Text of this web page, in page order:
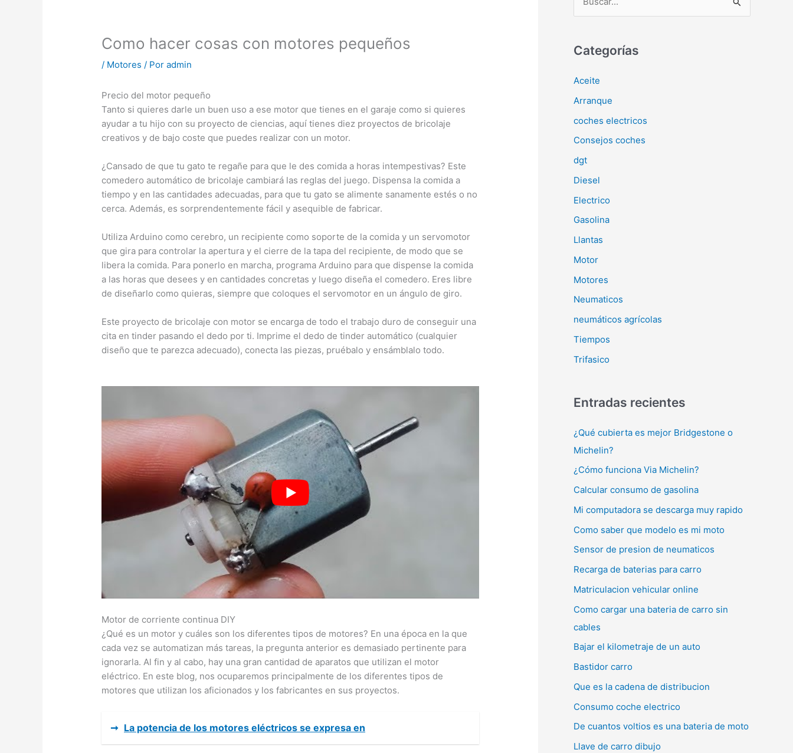
Como hacer cosas con motores pequeños
/ Motores / Poradmin
Precio del motor pequeño
Tanto si quieres darle un buen uso a ese motor que tienes en el garaje como si quieres
ayudar a tu hijo con su proyecto de ciencias, aquí tienes diez proyectos de bricolaje
creativos y de bajo coste que puedes realizar con un motor.
¿Cansado de que tu gato te regañe para que le des comida a horas intempestivas? Este
comedero automático de bricolaje cambiará las reglas del juego. Dispensa la comida a
tiempo y en las cantidades adecuadas, para que tu gato se alimente sanamente estés o no
cerca. Además, es sorprendentemente fácil y asequible de fabricar.
Utiliza Arduino como cerebro, un recipiente como soporte de la comida y un servomotor
que gira para controlar la apertura y el cierre de la tapa del recipiente, de modo que se
libera la comida. Para ponerlo en marcha, programa Arduino para que dispense la comida
a las horas que desees y en cantidades concretas y luego diseña el comedero. Eres libre
de diseñarlo como quieras, siempre que coloques el servomotor en un ángulo de giro.
Este proyecto de bricolaje con motor se encarga de todo el trabajo duro de conseguir una
cita en tinder pasando el dedo por ti. Imprime el dedo de tinder automático (cualquier
diseño que te parezca adecuado), conecta las piezas, pruébalo y ensámblalo todo.
Motor de corriente continua DIY
¿Qué es un motor y cuáles son los diferentes tipos de motores? En una época en la que
cada vez se automatizan más tareas, la pregunta anterior es demasiado pertinente para
ignorarla. Al fin y al cabo, hay una gran cantidad de aparatos que utilizan el motor
eléctrico. En este blog, nos ocuparemos principalmente de los diferentes tipos de
motores que utilizan los aficionados y los fabricantes en sus proyectos.
➞ La potencia de los motores eléctricos se expresa en
c
r
p
o
r
Categorías
Aceite
Arranque
coches electricos
Consejos coches
dgt
Diesel
Electrico
Gasolina
Llantas
Motor
Motores
Neumaticos
neumáticos agrícolas
Tiempos
Trifasico
Entradas recientes
¿Qué cubierta es mejor Bridgestone o
Michelin?
¿Cómo funciona Via Michelin?
Calcular consumo de gasolina
Mi computadora se descarga muy rapido
Como saber que modelo es mi moto
Sensor de presion de neumaticos
Recarga de baterias para carro
Matriculacion vehicular online
Como cargar una bateria de carro sin
cables
Bajar el kilometraje de un auto
Bastidor carro
Que es la cadena de distribucion
Consumo coche electrico
De cuantos voltios es una bateria de moto
Llave de carro dibujo